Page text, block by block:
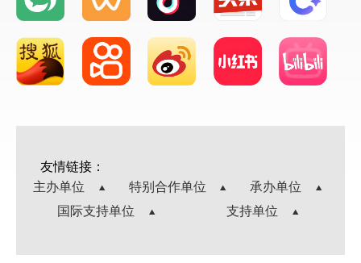
友情链接：
主办单位
特别合作单位
承办单位
国际支持单位
支持单位